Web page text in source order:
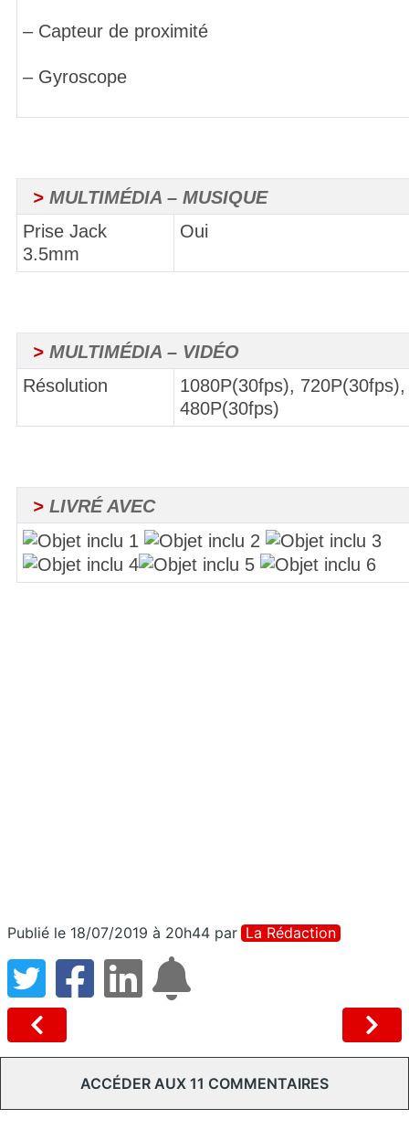
– Capteur de proximité
– Gyroscope
> MULTIMÉDIA – MUSIQUE
Prise Jack
3.5mm
Oui
> MULTIMÉDIA – VIDÉO
Résolution
1080P(30fps), 720P(30fps),
480P(30fps)
> LIVRÉ AVEC
Publié le 18/07/2019 à 20h44 par La Rédaction
ACCÉDER AUX 11 COMMENTAIRES